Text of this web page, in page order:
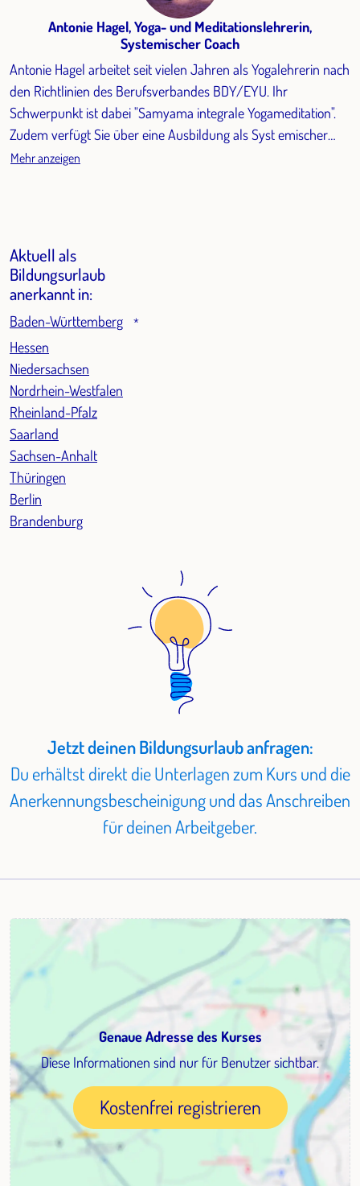
Antonie Hagel, Yoga- und Meditationslehrerin,
Systemischer Coach
Antonie Hagel arbeitet seit vielen Jahren als Yogalehrerin nach
den Richtlinien des Berufsverbandes BDY/EYU. Ihr
Schwerpunkt ist dabei "Samyama integrale Yogameditation".
Zudem verfügt Sie über eine Ausbildung als Syst emischer
Coach und langjährige Berufserfahrung als
Mehr anzeigen
Aktuell als
Bildungsurlaub
anerkannt in:
Baden-Württemberg *
Hessen
Niedersachsen
Nordrhein-Westfalen
Rheinland-Pfalz
Saarland
Sachsen-Anhalt
Thüringen
Berlin
Brandenburg
Jetzt deinen Bildungsurlaub anfragen:
Du erhältst direkt die Unterlagen zum Kurs und die
Anerkennungsbescheinigung und das Anschreiben
für deinen Arbeitgeber.
Genaue Adresse des Kurses
Diese Informationen sind nur für Benutzer sichtbar.
Kostenfrei registrieren